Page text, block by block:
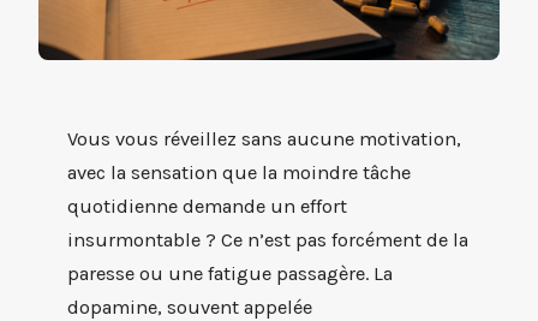
Vous vous réveillez sans aucune motivation,
avec la sensation que la moindre tâche
quotidienne demande un effort
insurmontable ? Ce n’est pas forcément de la
paresse ou une fatigue passagère. La
dopamine, souvent appelée